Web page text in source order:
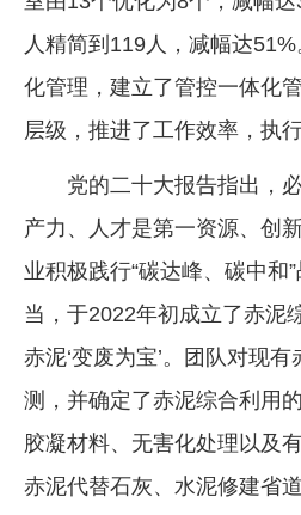
人精简到119人，减幅达
化管理，建立了管控一体化
层级，推进了工作效率，执
党的二十大报告指出，
产力、人才是第一资源、创
业积极践行“碳达峰、碳中和
当，于2022年初成立了赤泥
赤泥‘变废为宝’。团队对现
测，并确定了赤泥综合利用
胶凝材料、无害化处理以及
赤泥代替石灰、水泥修建省